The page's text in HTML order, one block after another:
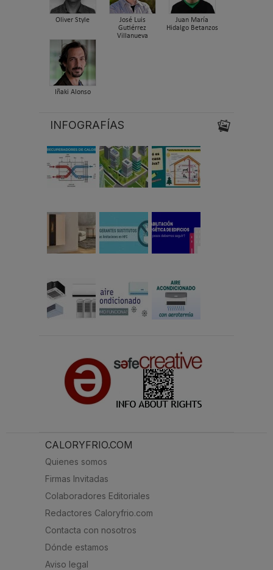
Oliver Style
José Luis
Gutiérrez
Villanueva
Juan María
Hidalgo Betanzos
Iñaki Alonso
INFOGRAFÍAS
CALORYFRIO.COM
Quienes somos
Firmas Invitadas
Colaboradores Editoriales
Redactores Caloryfrio.com
Contacta con nosotros
Dónde estamos
Aviso legal